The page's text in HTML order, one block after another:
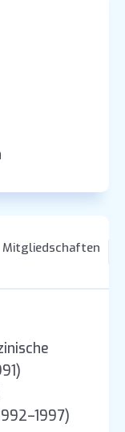
Mitgliedschaften